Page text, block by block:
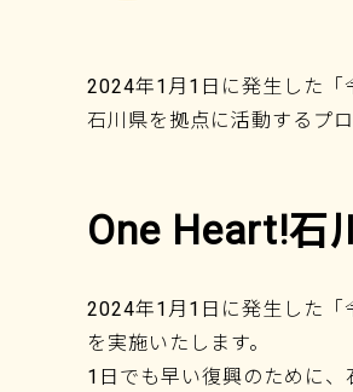
2024年1月1日に発生した「
石川県を拠点に活動するプ
One Heart!石
2024年1月1日に発生した「
を実施いたします。
1日でも早い復興のために